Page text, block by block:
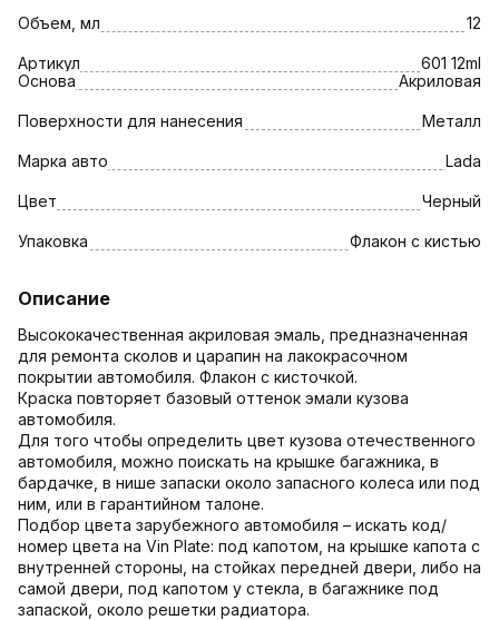
Объем, мл 12
Артикул
601 12ml
Основа
Акриловая
Поверхности для нанесения Металл
Марка авто Lada
Цвет Черный
Упаковка Флакон с кистью
Описание
Высококачественная акриловая эмаль, предназначенная
для ремонта сколов и царапин на лакокрасочном
покрытии автомобиля. Флакон с кисточкой.
Краска повторяет базовый оттенок эмали кузова
автомобиля.
Для того чтобы определить цвет кузова отечественного
автомобиля, можно поискать на крышке багажника, в
бардачке, в нише запаски около запасного колеса или под
ним, или в гарантийном талоне.
Подбор цвета зарубежного автомобиля – искать код/
номер цвета на Vin Plate: под капотом, на крышке капота с
внутренней стороны, на стойках передней двери, либо на
самой двери, под капотом у стекла, в багажнике под
запаской, около решетки радиатора.